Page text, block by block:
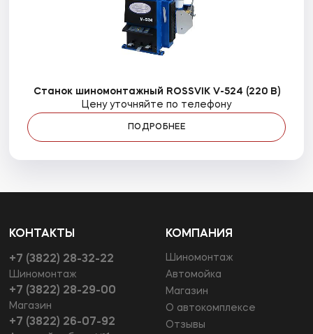
Станок шиномонтажный ROSSVIK V-524 (220 В)
Цену уточняйте по телефону
ПОДРОБНЕЕ
КОНТАКТЫ
+7 (3822) 28-32-22
Шиномонтаж
+7 (3822) 28-29-00
Магазин
+7 (3822) 26-07-92
КОМПАНИЯ
Шиномонтаж
Автомойка
Магазин
О автокомплексе
Отзывы